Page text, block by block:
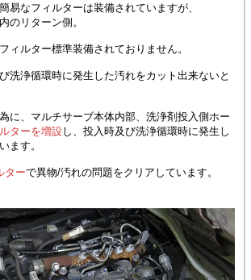
易なフィルターは装備されていますが、
のリターン側。
ィルター標準装備されておりません。
洗浄循環時に発生した汚れをカット出来ないと
に、マルチサーブ本体内部、洗浄剤投入側ホー
ターを増設し、投入時及び洗浄循環時に発生し
ます。
ターで異物/汚れの問題をクリアしています。